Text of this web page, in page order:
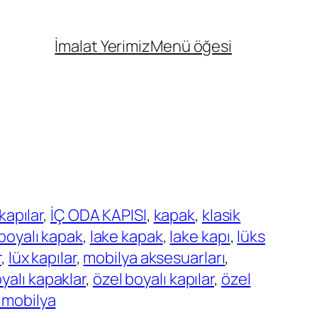
İmalat YerimizMenü öğesi
, İÇ ODA KAPISI, kapak, klasik
kapak, lake kapak, lake kapı, lüks
, lüx kapılar, mobilya aksesuarları
kapaklar, özel boyalı kapılar, özel